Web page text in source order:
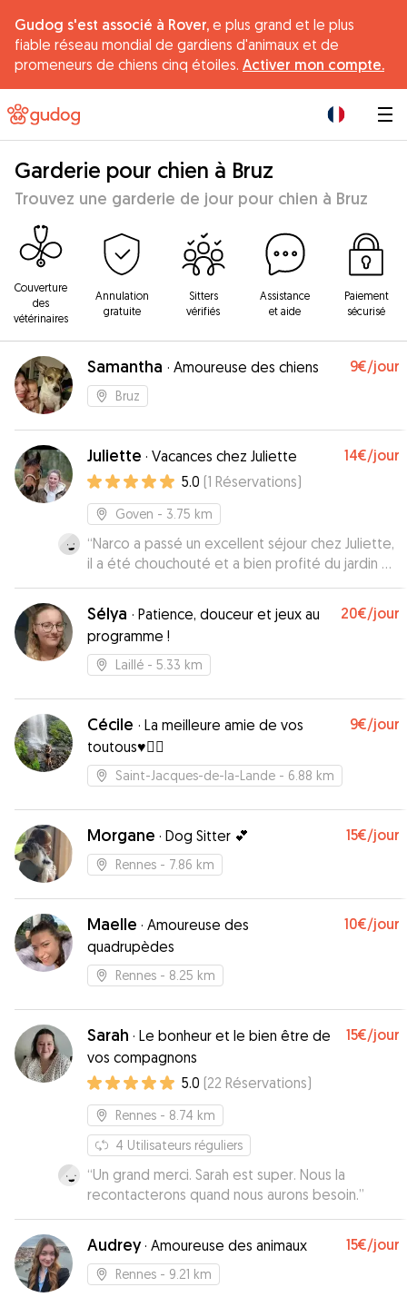
Gudog s'est associé à Rover, e plus grand et le plus
fiable réseau mondial de gardiens d'animaux et de
promeneurs de chiens cinq étoiles. Activer mon compte.
Garderie pour chien à Bruz
Trouvez une garderie de jour pour chien à Bruz
Couverture
des
vétérinaires
Annulation
gratuite
Sitters
vérifiés
Assistance
et aide
Paiement
sécurisé
Samantha · Amoureuse des chiens 9€/jour
Bruz
Juliette · Vacances chez Juliette 14€/jour
5.0 (1 Réservations)
Goven - 3.75 km
“Narco a passé un excellent séjour chez Juliette,
il a été chouchouté et a bien profité du jardin et
des balades dans la nature :-)”
Sélya · Patience, douceur et jeux au
programme !
20€/jour
Laillé - 5.33 km
Cécile · La meilleure amie de vos
toutous♥️🐕‍🦺
9€/jour
Saint-Jacques-de-la-Lande - 6.88 km
Morgane · Dog Sitter 💕 15€/jour
Rennes - 7.86 km
Maelle · Amoureuse des
quadrupèdes
10€/jour
Rennes - 8.25 km
Sarah · Le bonheur et le bien être de
vos compagnons
15€/jour
5.0 (22 Réservations)
Rennes - 8.74 km
4 Utilisateurs réguliers
“Un grand merci. Sarah est super. Nous la
recontacterons quand nous aurons besoin.”
Audrey· Amoureuse des animaux 15€/jour
Rennes - 9.21 km